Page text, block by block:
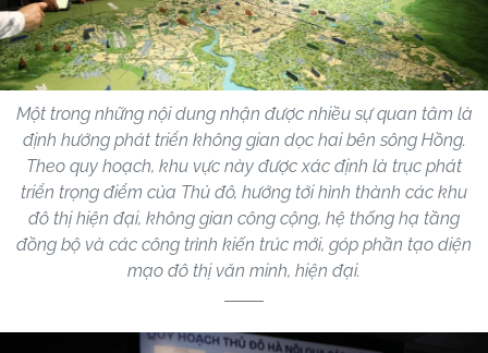
Một trong những nội dung nhận được nhiều sự quan tâm là
định hướng phát triển không gian dọc hai bên sông Hồng.
Theo quy hoạch, khu vực này được xác định là trục phát
triển trọng điểm của Thủ đô, hướng tới hình thành các khu
đô thị hiện đại, không gian công cộng, hệ thống hạ tầng
đồng bộ và các công trình kiến trúc mới, góp phần tạo diện
mạo đô thị văn minh, hiện đại.